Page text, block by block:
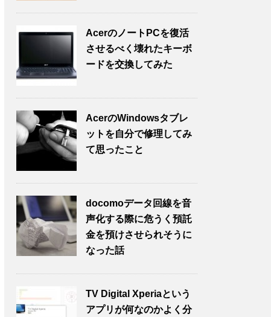
AcerのノートPCを復活
させるべく壊れたキーボ
ードを交換してみた
AcerのWindowsタブレ
ットを自分で修理してみ
て思ったこと
docomoデータ回線を音
声化する際に危うく預託
金を預けさせられそうに
なった話
TV Digital Xperiaという
アプリが何なのかよく分